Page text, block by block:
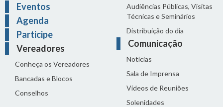
Eventos
Agenda
Participe
Vereadores
Conheça os Vereadores
Bancadas e Blocos
Conselhos
Audiências Públicas, Visitas
Técnicas e Seminários
Distribuição do dia
Comunicação
Notícias
Sala de Imprensa
Vídeos de Reuniões
Solenidades